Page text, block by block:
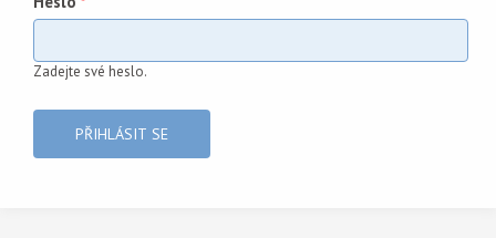
Zadejte své heslo.